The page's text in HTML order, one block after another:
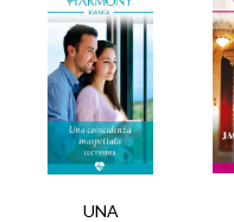
UNA